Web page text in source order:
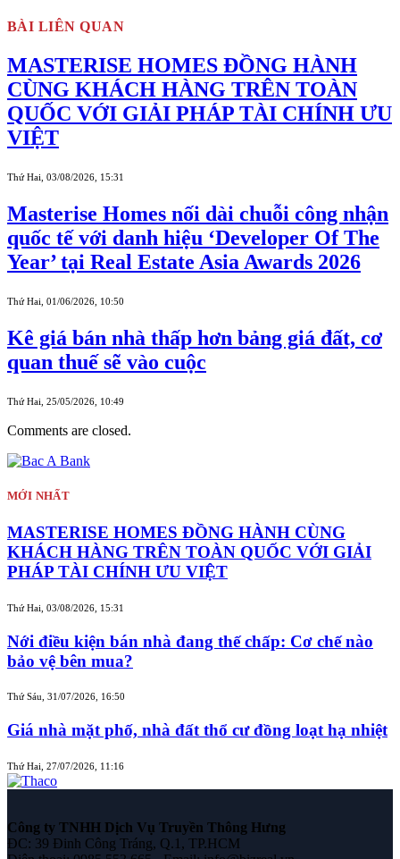
BÀI LIÊN QUAN
MASTERISE HOMES ĐỒNG HÀNH
CÙNG KHÁCH HÀNG TRÊN TOÀN
QUỐC VỚI GIẢI PHÁP TÀI CHÍNH ƯU
VIỆT
Thứ Hai, 03/08/2026, 15:31
Masterise Homes nối dài chuỗi công nhận
quốc tế với danh hiệu ‘Developer Of The
Year’ tại Real Estate Asia Awards 2026
Thứ Hai, 01/06/2026, 10:50
Kê giá bán nhà thấp hơn bảng giá đất, cơ
quan thuế sẽ vào cuộc
Thứ Hai, 25/05/2026, 10:49
Comments are closed.
MỚI NHẤT
MASTERISE HOMES ĐỒNG HÀNH CÙNG
KHÁCH HÀNG TRÊN TOÀN QUỐC VỚI GIẢI
PHÁP TÀI CHÍNH ƯU VIỆT
Thứ Hai, 03/08/2026, 15:31
Nới điều kiện bán nhà đang thế chấp: Cơ chế nào
bảo vệ bên mua?
Thứ Sáu, 31/07/2026, 16:50
Giá nhà mặt phố, nhà đất thổ cư đồng loạt hạ nhiệt
Thứ Hai, 27/07/2026, 11:16
Công ty TNHH Dịch Vụ Truyền Thông Hưng
ĐC: 39 Đinh Công Tráng, Q.1, TP.HCM